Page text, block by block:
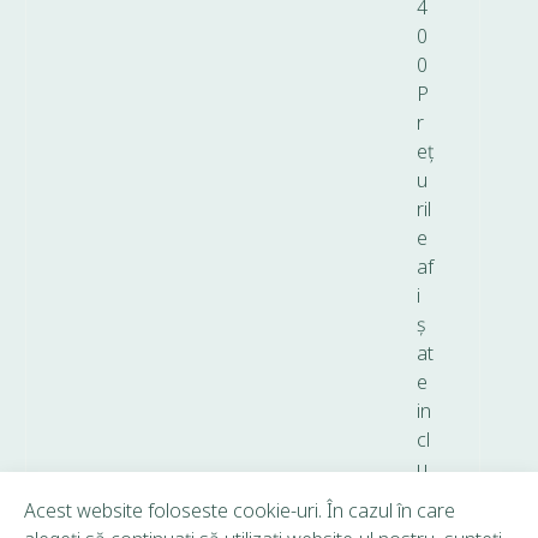
4
0
0
P
r
eț
u
ril
e
af
i
ș
at
e
in
cl
u
T
Acest website foloseste cookie-uri. În cazul în care